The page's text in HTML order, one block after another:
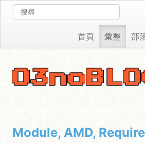
首頁 彙整 部
Module, AMD,